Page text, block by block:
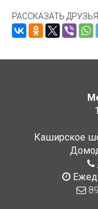
РАССКАЗАТЬ
Каширское